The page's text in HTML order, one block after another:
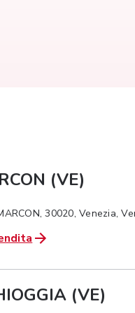
(VE)
30020, Venezia,
(VE)